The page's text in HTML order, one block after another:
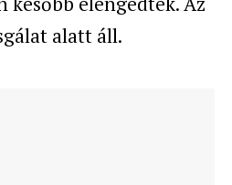
alatt áll.